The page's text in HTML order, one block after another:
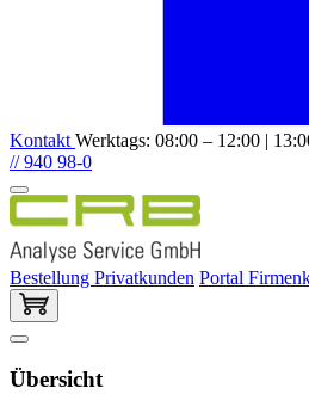
Kontakt Werktags: 08:00 – 12:00 |
// 940 98-0
Bestellung Privatkunden Portal
Übersicht